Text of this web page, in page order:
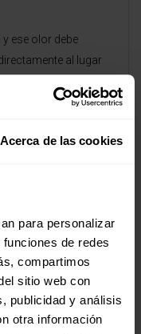
Acerca de las cookies
para personalizar
de redes
compartimos
sitio web con
publicidad y análisis
otra información
y ese olor debe
al lugar
comentado. El